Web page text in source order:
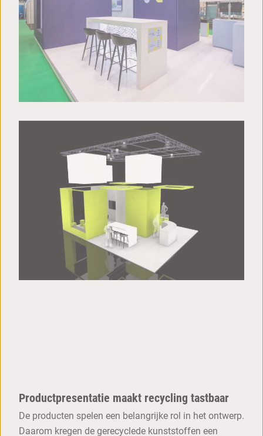
Productpresentatie maakt recycling tastbaar
De producten spelen een belangrijke rol in het ontwerp.
Daarom kregen de gerecyclede kunststoffen een